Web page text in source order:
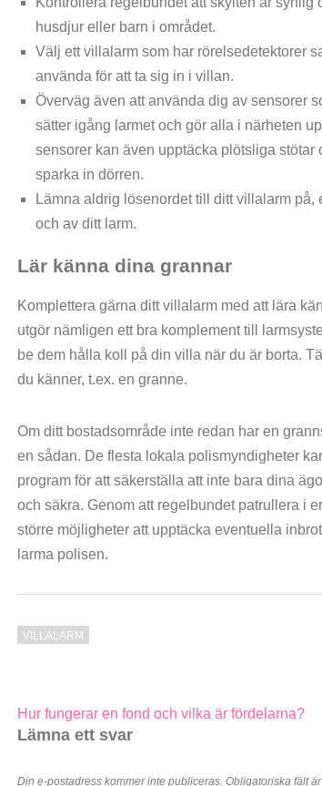
husdjur eller barn i området.
Välj ett villalarm som har rörelsedetektorer
använda för att ta sig in i villan.
Överväg även att använda dig av sensorer
sätter igång larmet och gör alla i närheten
sensorer kan även upptäcka plötsliga
sparka in dörren.
Lämna aldrig lösenordet till ditt villalarm
och av ditt larm.
Lär känna dina grannar
Komplettera gärna ditt villalarm med att lära
utgör nämligen ett bra komplement till
be dem hålla koll på din villa när du är borta.
du känner, t.ex. en granne.
Om ditt bostadsområde inte redan har en
en sådan. De flesta lokala polismyndigheter
program för att säkerställa att inte bara dina
och säkra. Genom att regelbundet patrullera i
större möjligheter att upptäcka eventuella
larma polisen.
VILLALARM
Inläggsnavigering
Hur fungerar en fond och vilka är fördelarna?
Lämna ett svar
Din e-postadress kommer inte publiceras. Obligatoriska fält